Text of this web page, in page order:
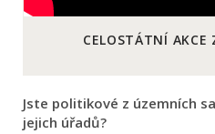
CELOSTÁTNÍ AKCE
Jste politikové z územních
jejich úřadů?